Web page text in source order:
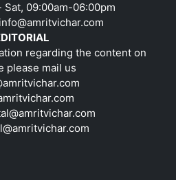
09:00am-06:00pm
info@amritvichar.com
regarding the content on
please mail us